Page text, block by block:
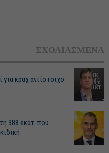
ΣΧΟΛΙΑΣΜΕΝΑ
κραχ αντίστοιχο
388 εκατ. που